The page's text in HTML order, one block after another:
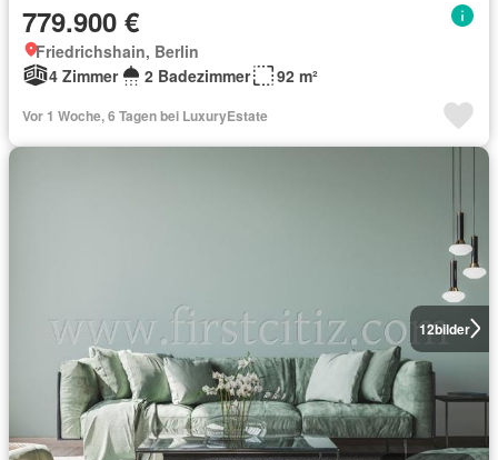
779.900 €
Friedrichshain, Berlin
4 Zimmer
2 Badezimmer 92 m²
Vor 1 Woche, 6 Tagen bei LuxuryEstate
12bilder